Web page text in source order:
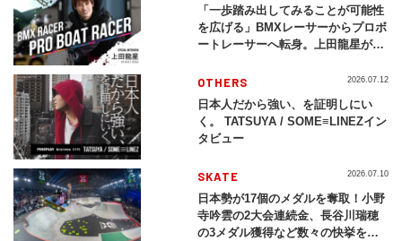
「一歩踏み出してみることが可能性
を広げる」BMXレーサーからプロボ
ートレーサーへ転身。上田龍星が体
OTHERS
日本人だから強い、を証明しにい
く。 TATSUYA / SOME≡LINEZイン
タビュー
2026.07.12
SKATE
日本勢が17個のメダルを奪取！小野
寺吟雲の2大会連続金、長谷川瑞穂
の3メダル獲得など数々の快挙をプ
2026.07.10